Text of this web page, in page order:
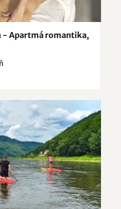
- Apartmá romantika,